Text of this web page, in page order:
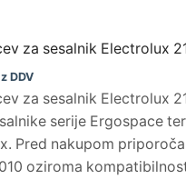
za sesalnik Electrolux
z DDV
za sesalnik Electrolux
serije Ergospace
Pred nakupom
oziroma